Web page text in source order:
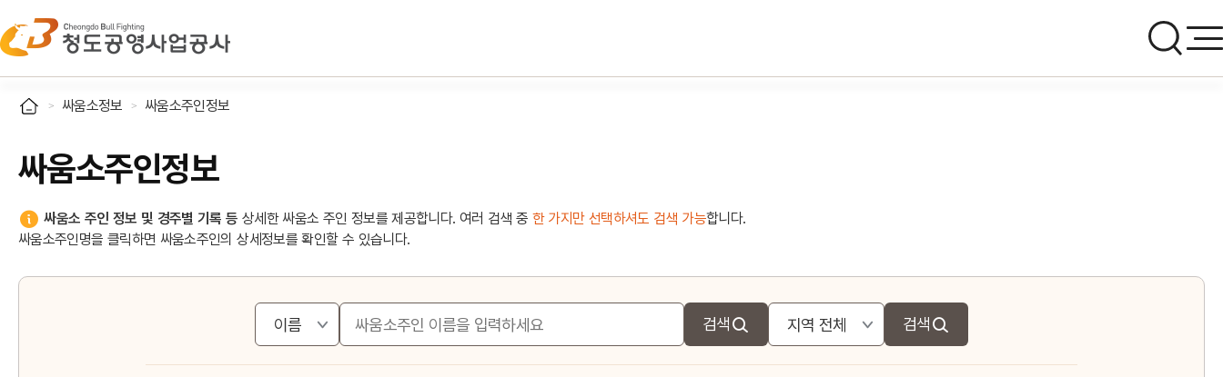
싸움소정보 싸움소주인정보
싸움소주인정보
싸움소 주인 정보 및 경주별 기록 등 상세한 싸움소 주인 정보를 제공합니다. 여러 검색 중 한 가지만 선택하셔도 검색 가능합니다.
싸움소주인명을 클릭하면 싸움소주인의 상세정보를 확인할 수 있습니다.
검색 검색